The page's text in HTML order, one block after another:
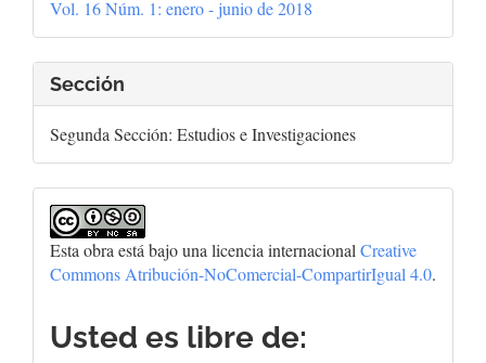
artículo
Vol. 16 Núm. 1: enero - junio de 2018
Sección
Segunda Sección: Estudios e Investigaciones
Esta obra está bajo una licencia internacional Creative
Commons Atribución-NoComercial-CompartirIgual 4.0.
Usted es libre de: